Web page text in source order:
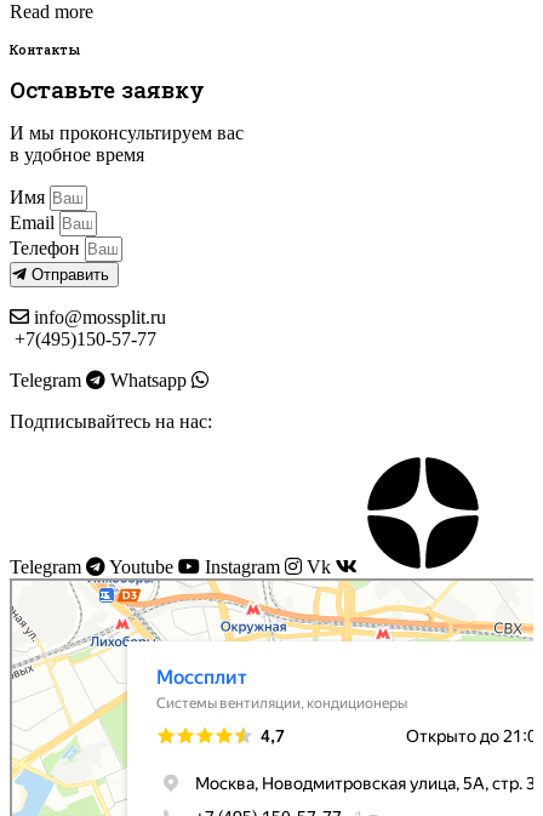
Read more
Контакты
Оставьте заявку
И мы проконсультируем вас
в удобное время
Имя
Email
Телефон
Отправить
info@mossplit.ru
+7(495)150-57-77
Telegram
Whatsapp
Подписывайтесь на нас:
Telegram Youtube Instagram Vk
Моссплит
Системы вентиляции в Москве
Установка кондиционеров в Москве